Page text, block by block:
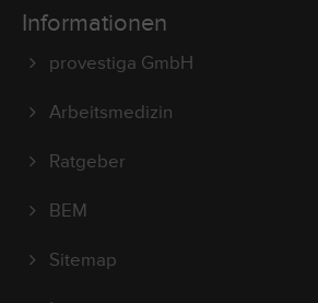
Informationen
provestiga GmbH
Arbeitsmedizin
Ratgeber
BEM
Sitemap